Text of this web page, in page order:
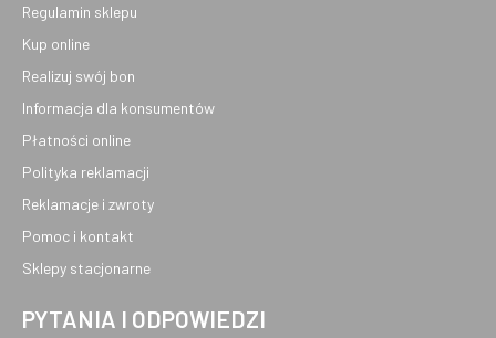
Regulamin sklepu
Kup online
Realizuj swój bon
Informacja dla konsumentów
Płatności online
Polityka reklamacji
Reklamacje i zwroty
Pomoc i kontakt
Sklepy stacjonarne
PYTANIA I ODPOWIEDZI